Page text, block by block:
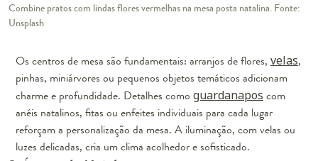
Combine pratos com lindas flores vermelhas na mesa posta natalina. Fonte:
Unsplash
Os centros de mesa são fundamentais: arranjos de flores, velas,
pinhas, miniárvores ou pequenos objetos temáticos adicionam
charme e profundidade. Detalhes como guardanapos com
anéis natalinos, fitas ou enfeites individuais para cada lugar
reforçam a personalização da mesa. A iluminação, com velas ou
luzes delicadas, cria um clima acolhedor e sofisticado.